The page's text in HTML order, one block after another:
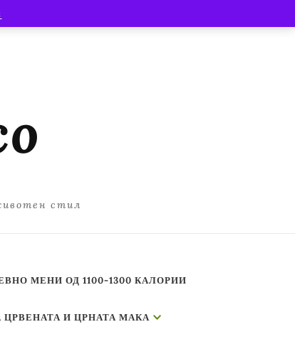
стил
МЕНИ ОД 1100-1300 КАЛОРИИ
И ЦРНАТА МАКА